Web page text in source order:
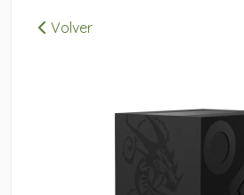
Volver